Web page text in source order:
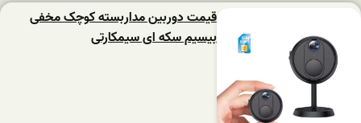
قیمت دوربین مداربسته کوچک مخفی
بیسیم سکه ای سیمکارتی